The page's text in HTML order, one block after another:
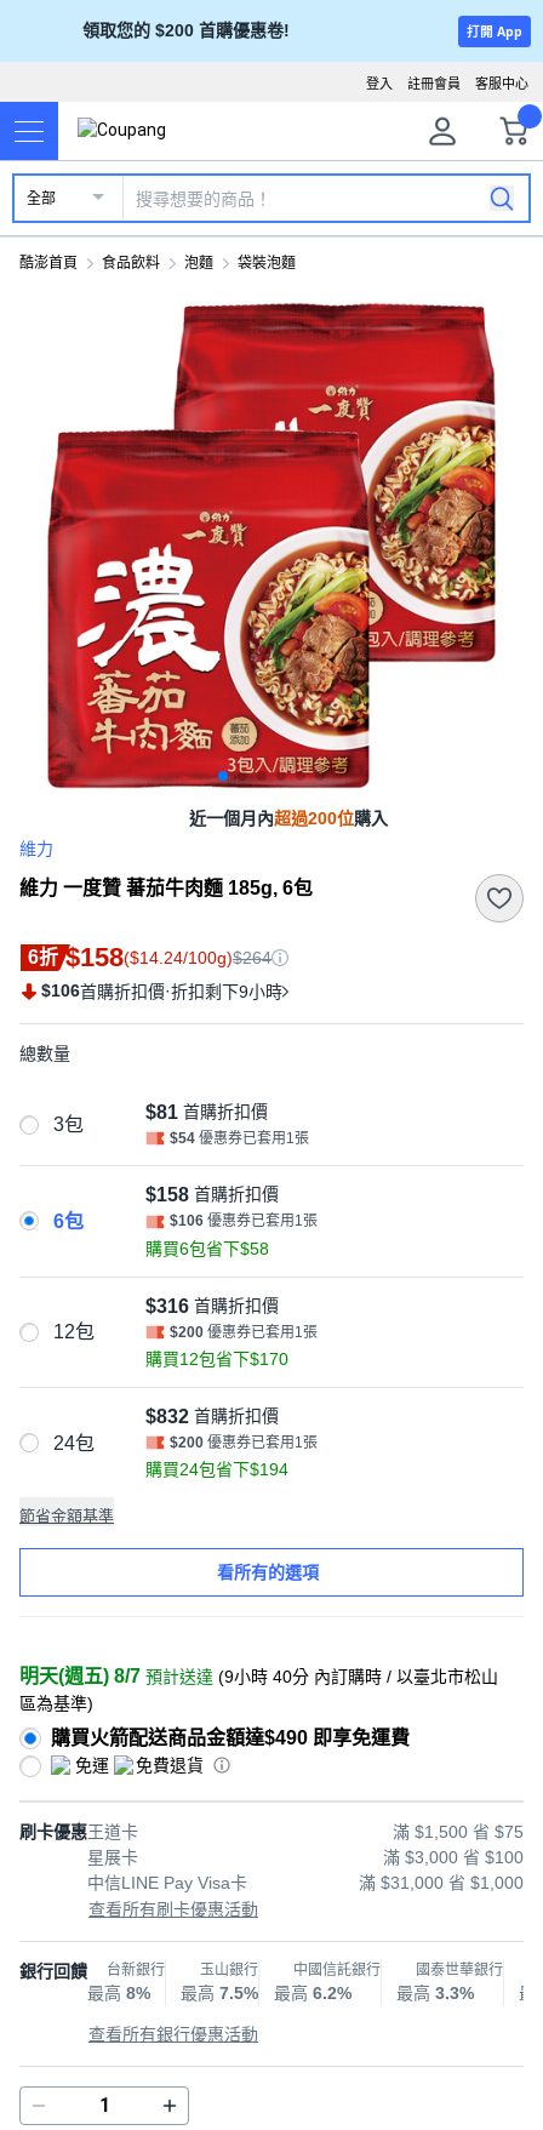
領取您的 $200 首購優惠卷! 打開 App
客服中心
註冊會員
登入
全部
酷澎首頁 食品飲料 泡麵 袋裝泡麵
近一個月內超過200位購入
維力
維力 一度贊 蕃茄牛肉麵 185g, 6包
6折 $158($14.24/100g)$264
$106首購折扣價·折扣剩下9小時
總數量
3包
$81 首購折扣價
$54 優惠券已套用1張
6包
$158 首購折扣價
$106 優惠券已套用1張
購買6包省下$58
12包
$316 首購折扣價
$200 優惠券已套用1張
購買12包省下$170
24包
$832 首購折扣價
$200 優惠券已套用1張
購買24包省下$194
節省金額基準
看所有的選項
明天(週五) 8/7 預計送達 (9小時 40分 內訂購時 / 以臺北市松山
區為基準)
購買火箭配送商品金額達$490 即享免運費
免運 免費退貨
刷卡優惠王道卡
滿 $1,500 省 $75
星展卡
滿 $3,000 省 $100
中信LINE Pay Visa卡
滿 $31,000 省 $1,000
查看所有刷卡優惠活動
銀行回饋 台新銀行
最高 8%
玉山銀行
最高 7.5%
中國信託銀行
最高 6.2%
國泰世華銀行
最高 3.3% 最
查看所有銀行優惠活動